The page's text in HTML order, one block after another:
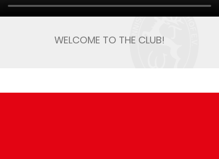
WELCOME TO THE CLUB!